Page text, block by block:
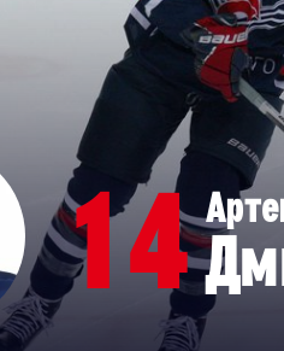
СКА-1946
Дивизион Серебряный
Академия СКА
АКМ-Юниор
Амурские Тигры
Красная Машина-Юниор
Крылья Советов
МХК Динамо-Карелия
14